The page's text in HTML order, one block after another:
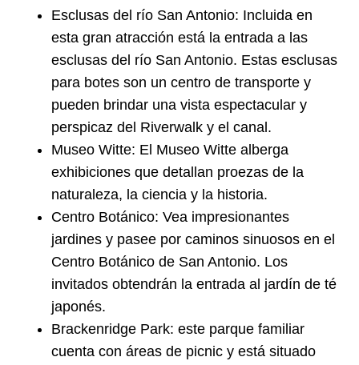
Esclusas del río San Antonio: Incluida en
esta gran atracción está la entrada a las
esclusas del río San Antonio. Estas esclusas
para botes son un centro de transporte y
pueden brindar una vista espectacular y
perspicaz del Riverwalk y el canal.
Museo Witte: El Museo Witte alberga
exhibiciones que detallan proezas de la
naturaleza, la ciencia y la historia.
Centro Botánico: Vea impresionantes
jardines y pasee por caminos sinuosos en el
Centro Botánico de San Antonio. Los
invitados obtendrán la entrada al jardín de té
japonés.
Brackenridge Park: este parque familiar
cuenta con áreas de picnic y está situado